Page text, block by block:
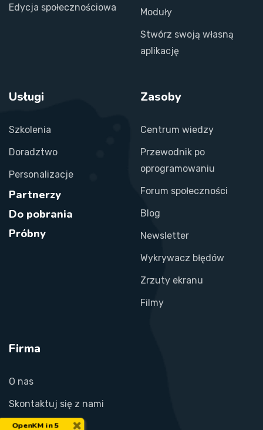
Edycja społecznościowa
Moduły
Stwórz swoją własną
aplikację
Usługi
Szkolenia
Doradztwo
Personalizacje
Partnerzy
Do pobrania
Próbny
Zasoby
Centrum wiedzy
Przewodnik po
oprogramowaniu
Forum społeczności
Blog
Newsletter
Wykrywacz błędów
Zrzuty ekranu
Filmy
Firma
O nas
Skontaktuj się z nami
×
OpenKM in 5